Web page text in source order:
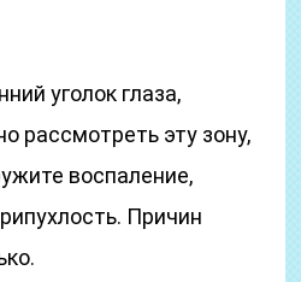
уголок глаза,
рассмотреть эту зону,
воспаление,
Причин